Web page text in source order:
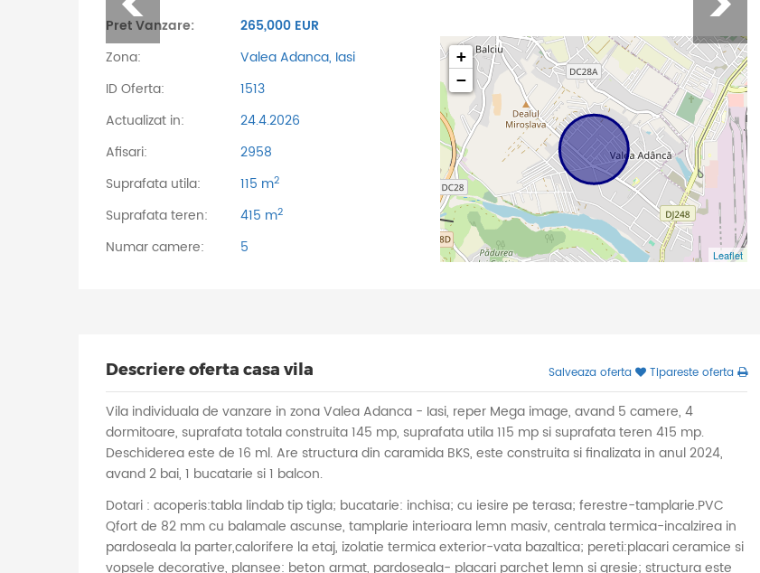
Pret Vanzare:
265,000 EUR
Zona:
Valea Adanca, Iasi
ID Oferta:
1513
Actualizat in:
24.4.2026
Afisari:
2958
Suprafata utila:
115 m2
Suprafata teren: 415 m2
Numar camere: 5
+
−
Leaflet
Descriere oferta casa vila Salveaza oferta Tipareste oferta
Vila individuala de vanzare in zona Valea Adanca - Iasi, reper Mega image, avand 5 camere, 4
dormitoare, suprafata totala construita 145 mp, suprafata utila 115 mp si suprafata teren 415 mp.
Deschiderea este de 16 ml. Are structura din caramida BKS, este construita si finalizata in anul 2024,
avand 2 bai, 1 bucatarie si 1 balcon.
Dotari : acoperis:tabla lindab tip tigla; bucatarie: inchisa; cu iesire pe terasa; ferestre-tamplarie.PVC
Qfort de 82 mm cu balamale ascunse, tamplarie interioara lemn masiv, centrala termica-incalzirea in
pardoseala la parter,calorifere la etaj, izolatie termica exterior-vata bazaltica; pereti:placari ceramice si
vopsele decorative, plansee: beton armat, pardoseala- placari parchet lemn si gresie; structura este